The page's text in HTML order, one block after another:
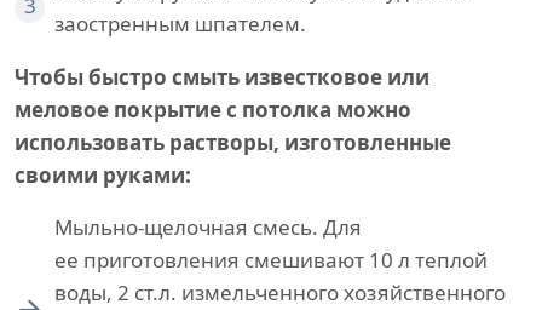
заостренным шпателем.
Чтобы быстро смыть известковое или
меловое покрытие с потолка можно
использовать растворы, изготовленные
своими руками:
Мыльно-щелочная смесь. Для
ее приготовления смешивают 10 л теплой
воды, 2 ст.л. измельченного хозяйственного